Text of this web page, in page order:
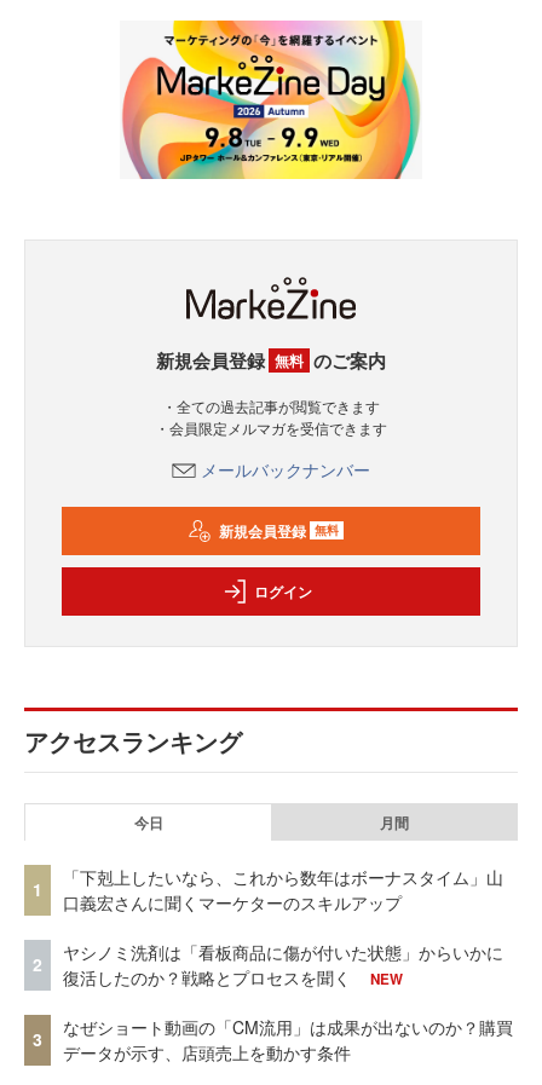
新規会員登録 無料 のご案内
・全ての過去記事が閲覧できます
・会員限定メルマガを受信できます
メールバックナンバー
新規会員登録 無料
ログイン
アクセスランキング
今日 月間
1
「下剋上したいなら、これから数年はボーナスタイム」山
口義宏さんに聞くマーケターのスキルアップ
2
ヤシノミ洗剤は「看板商品に傷が付いた状態」からいかに
復活したのか？戦略とプロセスを聞く
NEW
3
なぜショート動画の「CM流用」は成果が出ないのか？購買
データが示す、店頭売上を動かす条件